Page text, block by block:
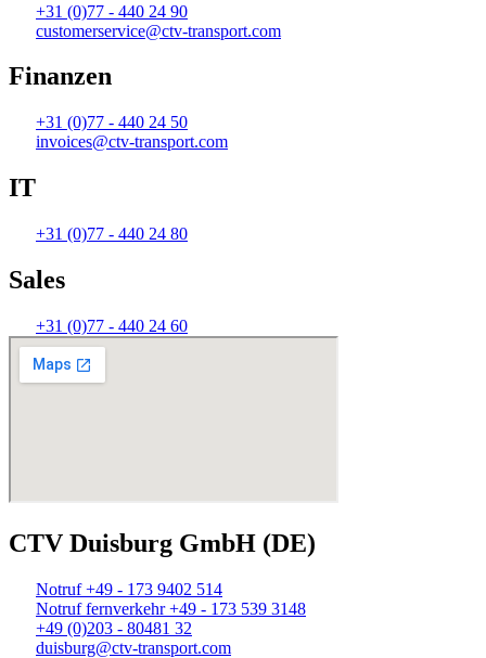
+31 (0)77 - 440 24 90
customerservice@ctv-transport.com
Finanzen
+31 (0)77 - 440 24 50
invoices@ctv-transport.com
IT
+31 (0)77 - 440 24 80
Sales
+31 (0)77 - 440 24 60
CTV Duisburg GmbH (DE)
Notruf +49 - 173 9402 514
Notruf fernverkehr +49 - 173 539 3148
+49 (0)203 - 80481 32
duisburg@ctv-transport.com